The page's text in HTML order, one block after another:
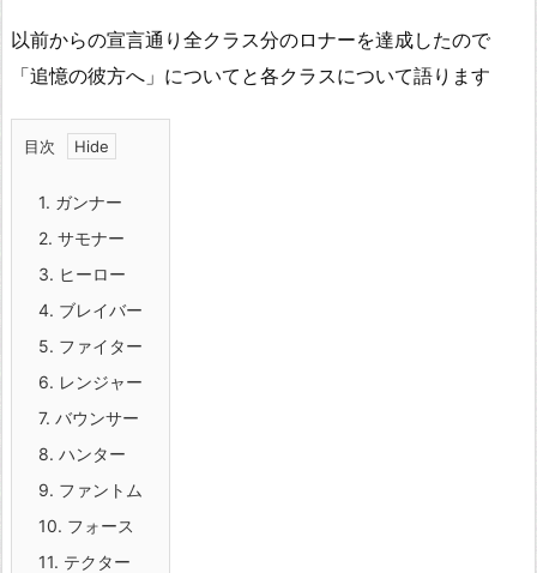
以前からの宣言通り全クラス分のロナーを達成したので
「追憶の彼方へ」についてと各クラスについて語ります
目次
1. ガンナー
2. サモナー
3. ヒーロー
4. ブレイバー
5. ファイター
6. レンジャー
7. バウンサー
8. ハンター
9. ファントム
10. フォース
11. テクター